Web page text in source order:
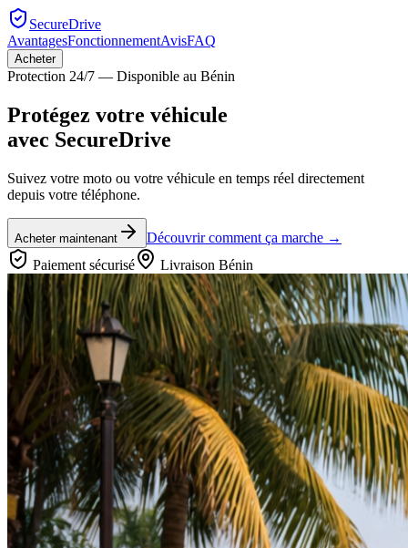
SecureDrive
AvantagesFonctionnementAvisFAQ
Acheter
Protection 24/7 — Disponible au Bénin
Protégez votre véhicule
avec SecureDrive
Suivez votre moto ou votre véhicule en temps réel directement
depuis votre téléphone.
Acheter maintenant
Découvrir comment ça marche →
Paiement sécurisé
Livraison Bénin